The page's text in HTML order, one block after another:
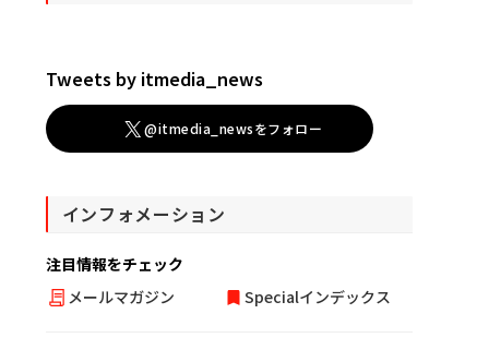
Tweets by itmedia_news
@itmedia_newsをフォロー
インフォメーション
注目情報をチェック
メールマガジン
Specialインデックス